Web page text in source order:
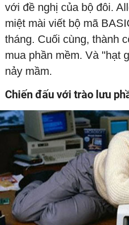
với đề nghị của bộ đôi.
miệt mài viết bộ mã
tháng. Cuối cùng, thành
mua phần mềm. Và "hạt
nảy mầm.
Chiến đấu với trào lưu